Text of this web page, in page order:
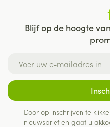
Blijf op de hoogte
Door op inschrijven te
nieuwsbrief en gaat u